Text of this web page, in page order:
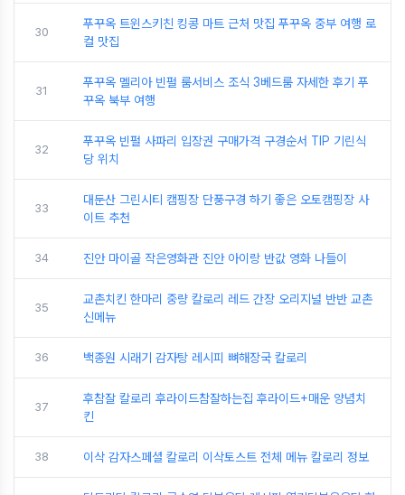
30
푸꾸옥 트윈스키친 킹콩 마트 근처 맛집 푸꾸옥 중부 여행 로
컬 맛집
31
푸꾸옥 멜리아 빈펄 룸서비스 조식 3베드룸 자세한 후기 푸
꾸옥 북부 여행
32
푸꾸옥 빈펄 사파리 입장권 구매가격 구경순서 TIP 기린식
당 위치
33
대둔산 그린시티 캠핑장 단풍구경 하기 좋은 오토캠핑장 사
이트 추천
34 진안 마이골 작은영화관 진안 아이랑 반값 영화 나들이
35
교촌치킨 한마리 중량 칼로리 레드 간장 오리지널 반반 교촌
신메뉴
36 백종원 시래기 감자탕 레시피 뼈해장국 칼로리
37
후참잘 칼로리 후라이드참잘하는집 후라이드+매운 양념치
킨
38 이삭 감자스페셜 칼로리 이삭토스트 전체 메뉴 칼로리 정보